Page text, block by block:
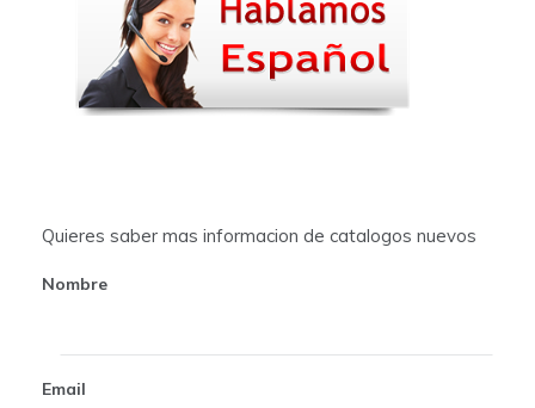
Quieres saber mas informacion de catalogos nuevos
Nombre
Email